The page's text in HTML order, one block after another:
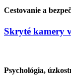
Cestovanie a
Skryté kamery
Psychológia,